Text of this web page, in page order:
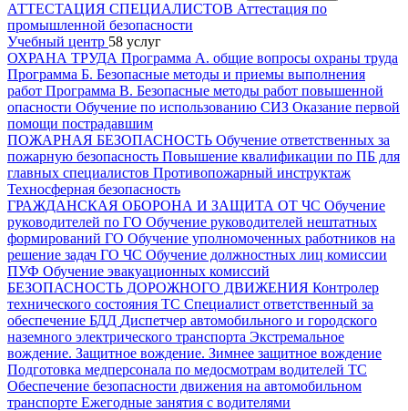
АТТЕСТАЦИЯ СПЕЦИАЛИСТОВ Аттестация по
промышленной безопасности
Учебный центр 58 услуг
ОХРАНА ТРУДА Программа А. общие вопросы охраны труда
Программа Б. Безопасные методы и приемы выполнения
работ Программа В. Безопасные методы работ повышенной
опасности Обучение по использованию СИЗ Оказание первой
помощи пострадавшим
ПОЖАРНАЯ БЕЗОПАСНОСТЬ Обучение ответственных за
пожарную безопасность Повышение квалификации по ПБ для
главных специалистов Противопожарный инструктаж
Техносферная безопасность
ГРАЖДАНСКАЯ ОБОРОНА И ЗАЩИТА ОТ ЧС Обучение
руководителей по ГО Обучение руководителей нештатных
формирований ГО Обучение уполномоченных работников на
решение задач ГО ЧС Обучение должностных лиц комиссии
ПУФ Обучение эвакуационных комиссий
БЕЗОПАСНОСТЬ ДОРОЖНОГО ДВИЖЕНИЯ Контролер
технического состояния ТС Специалист ответственный за
обеспечение БДД Диспетчер автомобильного и городского
наземного электрического транспорта Экстремальное
вождение. Защитное вождение. Зимнее защитное вождение
Подготовка медперсонала по медосмотрам водителей ТС
Обеспечение безопасности движения на автомобильном
транспорте Ежегодные занятия с водителями